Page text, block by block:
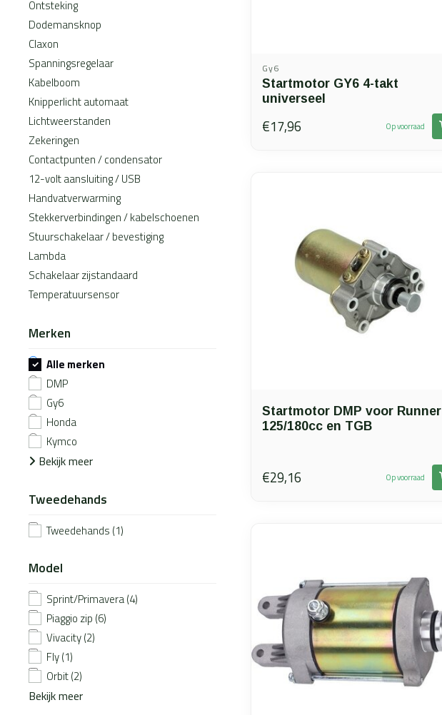
Ontsteking
Dodemansknop
Claxon
Spanningsregelaar
Kabelboom
Knipperlicht automaat
Lichtweerstanden
Zekeringen
Contactpunten / condensator
12-volt aansluiting / USB
Handvatverwarming
Stekkerverbindingen / kabelschoenen
Stuurschakelaar / bevestiging
Lambda
Schakelaar zijstandaard
Temperatuursensor
Merken
Alle merken
DMP
Gy6
Honda
Kymco
Bekijk meer
Tweedehands
Tweedehands (1)
Model
Sprint/Primavera(4)
Piaggio zip (6)
Vivacity(2)
Fly(1)
Orbit(2)
Bekijk meer
Gy6
Startmotor GY6 4-takt
universeel
€17,96 Op voorraad
Startmotor DMP voor Runner
125/180cc en TGB
€29,16 Op voorraad